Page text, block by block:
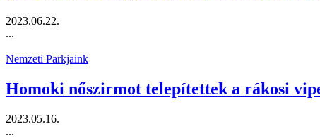
2023.06.22.
...
Nemzeti Parkjaink
Homoki nőszirmot telepítettek a rákosi
2023.05.16.
...